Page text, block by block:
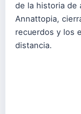
de la historia de
Annattopia,
recuerdos y los
distancia.